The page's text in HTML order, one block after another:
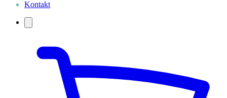
Kontakt